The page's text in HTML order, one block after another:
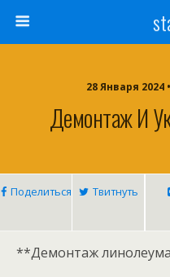
28 Января
Демонтаж И
Поделиться Твитнуть
**Демонтаж